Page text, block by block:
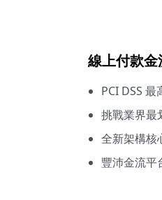
線上付款
PCI DSS
挑戰業界最
全新架構核
豐沛金流平